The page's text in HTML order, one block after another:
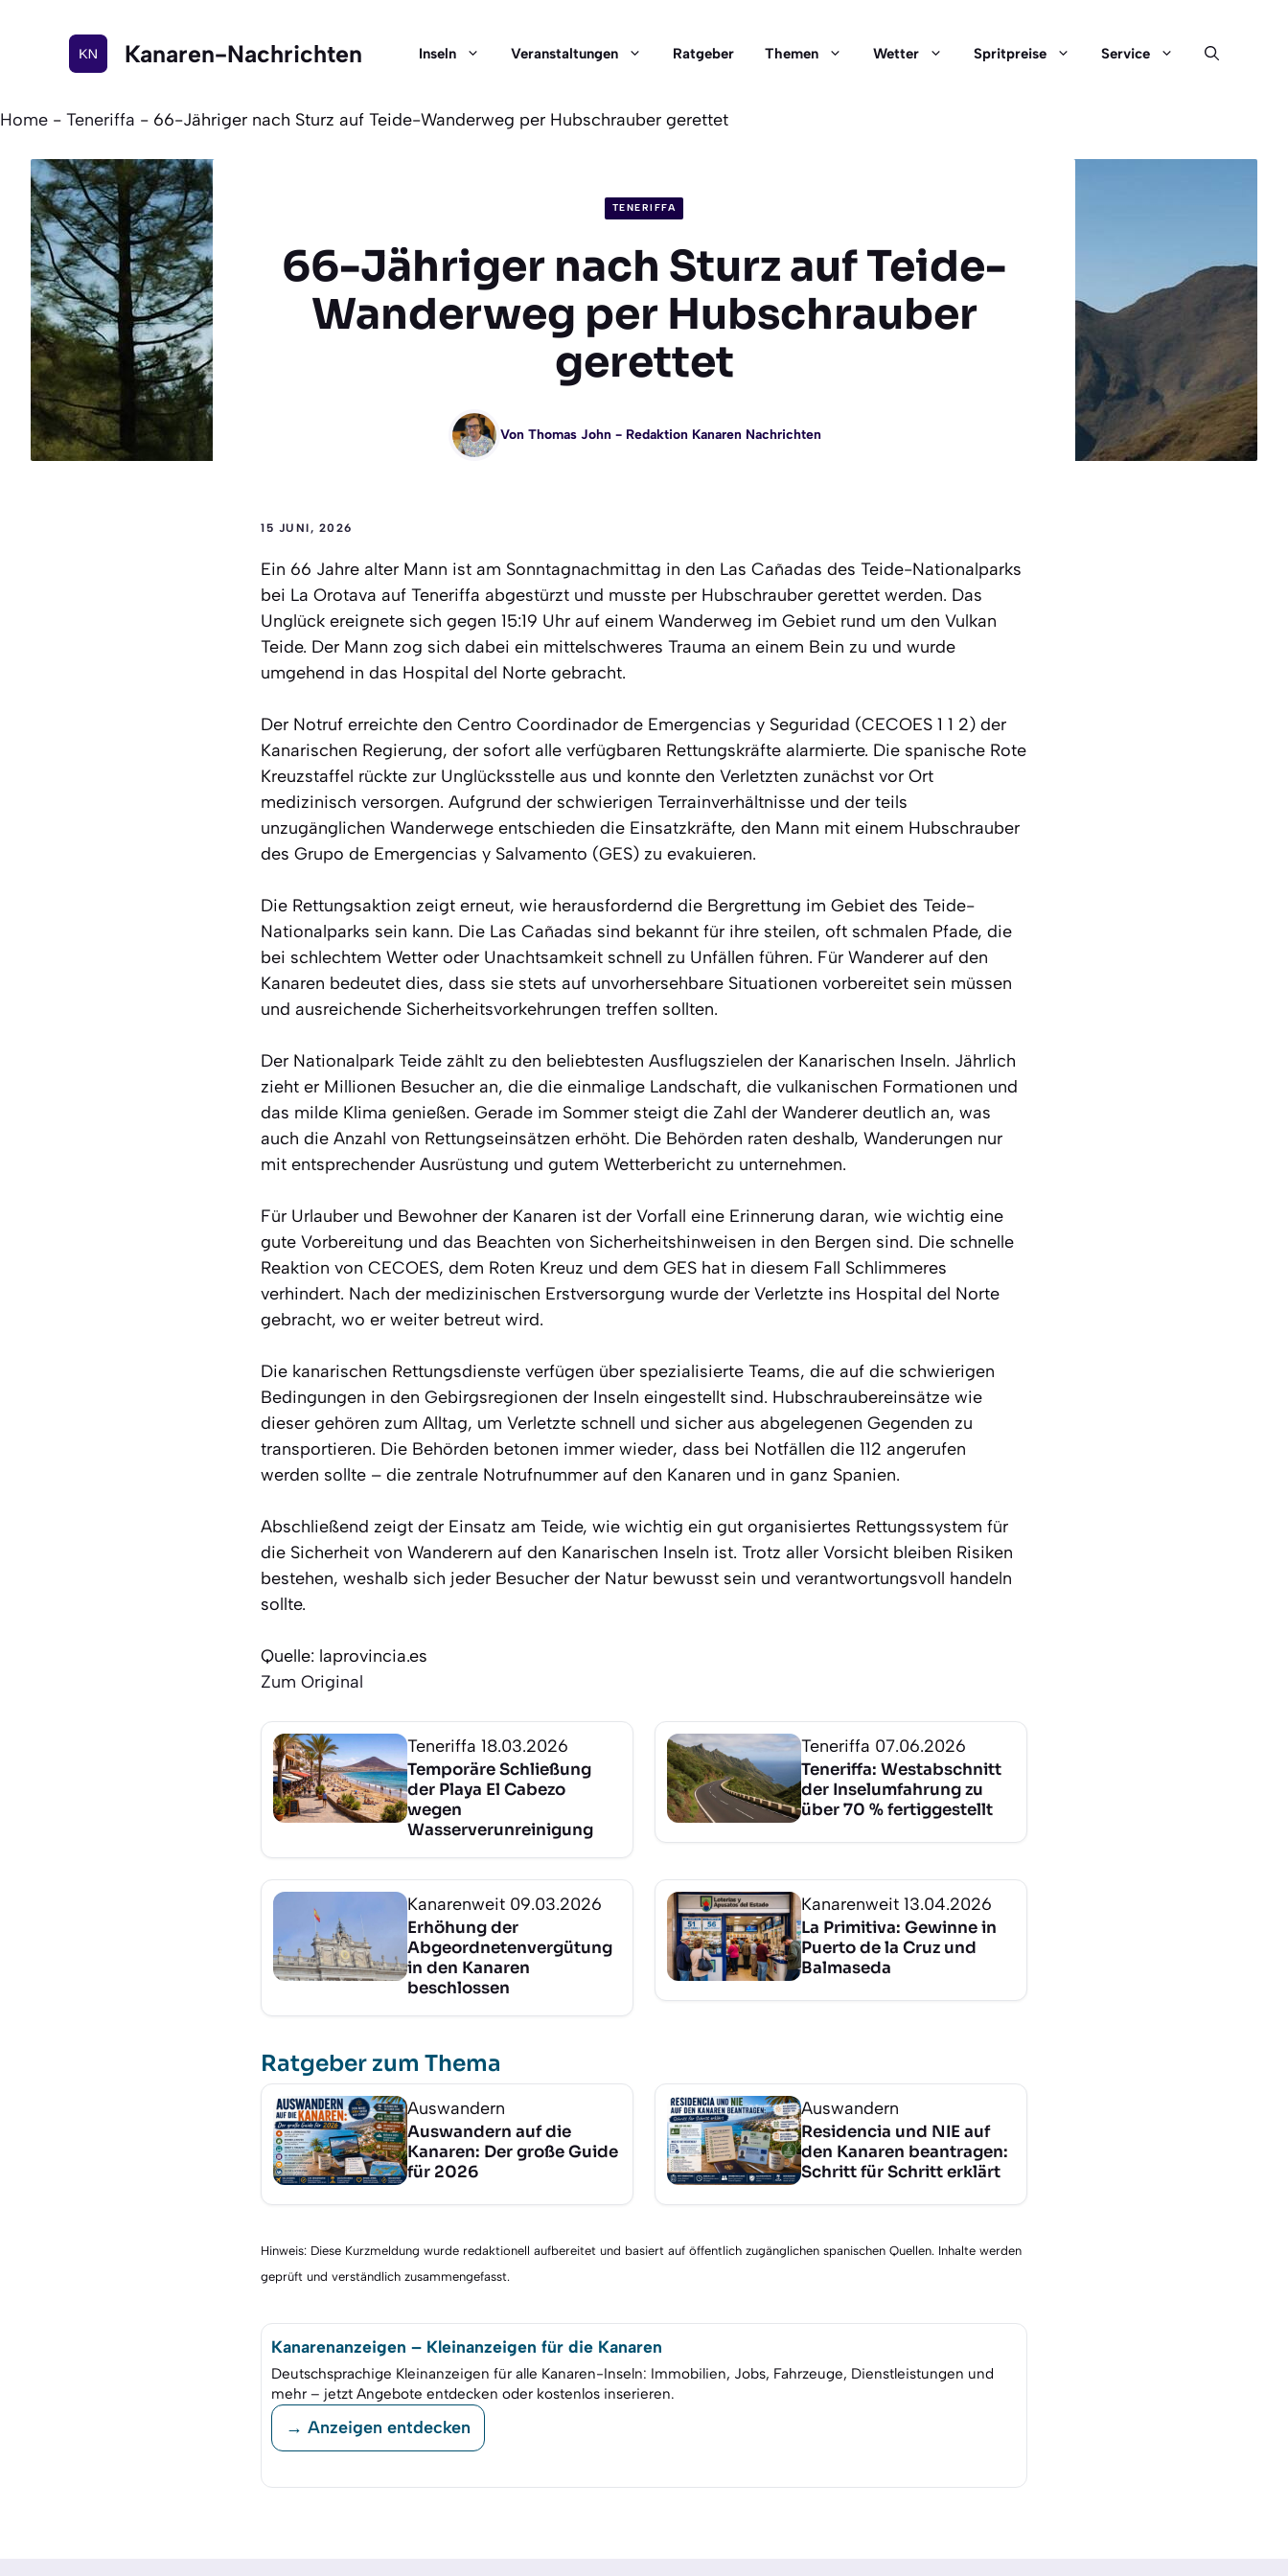
Kanaren-Nachrichten Inseln Veranstaltungen Ratgeber Themen Wetter Spritpreise Service
Home - Teneriffa - 66-Jähriger nach Sturz auf Teide-Wanderweg per Hubschrauber gerettet
TENERIFFA
66-Jähriger nach Sturz auf Teide-
Wanderweg per Hubschrauber
gerettet
Von Thomas John- Redaktion Kanaren Nachrichten
15 JUNI, 2026
Ein 66 Jahre alter Mann ist am Sonntagnachmittag in den Las Cañadas des Teide-Nationalparks
bei La Orotava auf Teneriffa abgestürzt und musste per Hubschrauber gerettet werden. Das
Unglück ereignete sich gegen 15:19 Uhr auf einem Wanderweg im Gebiet rund um den Vulkan
Teide. Der Mann zog sich dabei ein mittelschweres Trauma an einem Bein zu und wurde
umgehend in das Hospital del Norte gebracht.
Der Notruf erreichte den Centro Coordinador de Emergencias y Seguridad (CECOES 1 1 2) der
Kanarischen Regierung, der sofort alle verfügbaren Rettungskräfte alarmierte. Die spanische Rote
Kreuzstaffel rückte zur Unglücksstelle aus und konnte den Verletzten zunächst vor Ort
medizinisch versorgen. Aufgrund der schwierigen Terrainverhältnisse und der teils
unzugänglichen Wanderwege entschieden die Einsatzkräfte, den Mann mit einem Hubschrauber
des Grupo de Emergencias y Salvamento (GES) zu evakuieren.
Die Rettungsaktion zeigt erneut, wie herausfordernd die Bergrettung im Gebiet des Teide-
Nationalparks sein kann. Die Las Cañadas sind bekannt für ihre steilen, oft schmalen Pfade, die
bei schlechtem Wetter oder Unachtsamkeit schnell zu Unfällen führen. Für Wanderer auf den
Kanaren bedeutet dies, dass sie stets auf unvorhersehbare Situationen vorbereitet sein müssen
und ausreichende Sicherheitsvorkehrungen treffen sollten.
Der Nationalpark Teide zählt zu den beliebtesten Ausflugszielen der Kanarischen Inseln. Jährlich
zieht er Millionen Besucher an, die die einmalige Landschaft, die vulkanischen Formationen und
das milde Klima genießen. Gerade im Sommer steigt die Zahl der Wanderer deutlich an, was
auch die Anzahl von Rettungseinsätzen erhöht. Die Behörden raten deshalb, Wanderungen nur
mit entsprechender Ausrüstung und gutem Wetterbericht zu unternehmen.
Für Urlauber und Bewohner der Kanaren ist der Vorfall eine Erinnerung daran, wie wichtig eine
gute Vorbereitung und das Beachten von Sicherheitshinweisen in den Bergen sind. Die schnelle
Reaktion von CECOES, dem Roten Kreuz und dem GES hat in diesem Fall Schlimmeres
verhindert. Nach der medizinischen Erstversorgung wurde der Verletzte ins Hospital del Norte
gebracht, wo er weiter betreut wird.
Die kanarischen Rettungsdienste verfügen über spezialisierte Teams, die auf die schwierigen
Bedingungen in den Gebirgsregionen der Inseln eingestellt sind. Hubschraubereinsätze wie
dieser gehören zum Alltag, um Verletzte schnell und sicher aus abgelegenen Gegenden zu
transportieren. Die Behörden betonen immer wieder, dass bei Notfällen die 112 angerufen
werden sollte – die zentrale Notrufnummer auf den Kanaren und in ganz Spanien.
Abschließend zeigt der Einsatz am Teide, wie wichtig ein gut organisiertes Rettungssystem für
die Sicherheit von Wanderern auf den Kanarischen Inseln ist. Trotz aller Vorsicht bleiben Risiken
bestehen, weshalb sich jeder Besucher der Natur bewusst sein und verantwortungsvoll handeln
sollte.
Quelle: laprovincia.es
Zum Original
Teneriffa 18.03.2026
Temporäre Schließung
der Playa El Cabezo
wegen
Wasserverunreinigung
Teneriffa 07.06.2026
Teneriffa: Westabschnitt
der Inselumfahrung zu
über 70 % fertiggestellt
Kanarenweit 09.03.2026
Erhöhung der
Abgeordnetenvergütung
in den Kanaren
beschlossen
Kanarenweit 13.04.2026
La Primitiva: Gewinne in
Puerto de la Cruz und
Balmaseda
Ratgeber zum Thema
Auswandern
Auswandern auf die
Kanaren: Der große Guide
für 2026
Auswandern
Residencia und NIE auf
den Kanaren beantragen:
Schritt für Schritt erklärt
Hinweis: Diese Kurzmeldung wurde redaktionell aufbereitet und basiert auf öffentlich zugänglichen spanischen Quellen. Inhalte werden
geprüft und verständlich zusammengefasst.
Kanarenanzeigen – Kleinanzeigen für die Kanaren
Deutschsprachige Kleinanzeigen für alle Kanaren-Inseln: Immobilien, Jobs, Fahrzeuge, Dienstleistungen und
mehr – jetzt Angebote entdecken oder kostenlos inserieren.
→ Anzeigen entdecken